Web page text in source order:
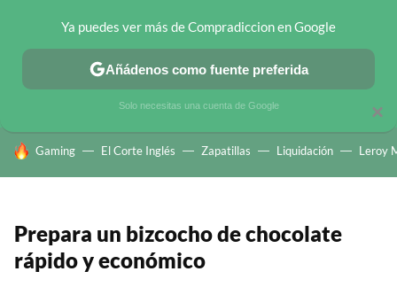
CHOLLOS TELEGRAM OFERTAS EN MÓVILES OFERTAS EN
HOY SE HABLA DE
Gaming El Corte Inglés Zapatillas Liquidación Leroy
Prepara un bizcocho de chocolate
rápido y económico
×
Ya puedes ver más de Compradiccion en Google
Añádenos como fuente preferida
Solo necesitas una cuenta de Google